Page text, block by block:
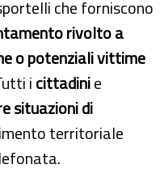
che forniscono
rivolto a
o potenziali vittime
icittadinie
situazioni di
territoriale